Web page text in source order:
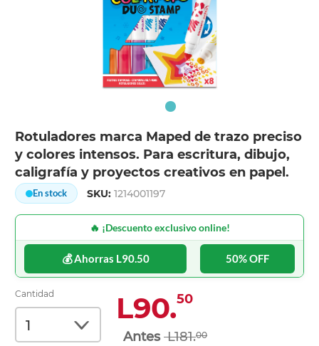
Rotuladores marca Maped de trazo preciso
y colores intensos. Para escritura, dibujo,
caligrafía y proyectos creativos en papel.
En stock SKU:1214001197
🔥 ¡Descuento exclusivo online!
💰 Ahorras L90.50 50% OFF
Cantidad L90.50
L181.00